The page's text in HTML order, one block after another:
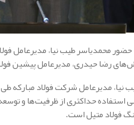
سه شنبه ۱۳ تیرماه ۱۴۰۲، با حضور محمدیاسر
رضا حیدری، مدیرعامل پیشین
مدیرعامل شرکت فولاد مبارکه
استفاده حداکثری از ظرفیت‌ها و
فولاد متیل است.